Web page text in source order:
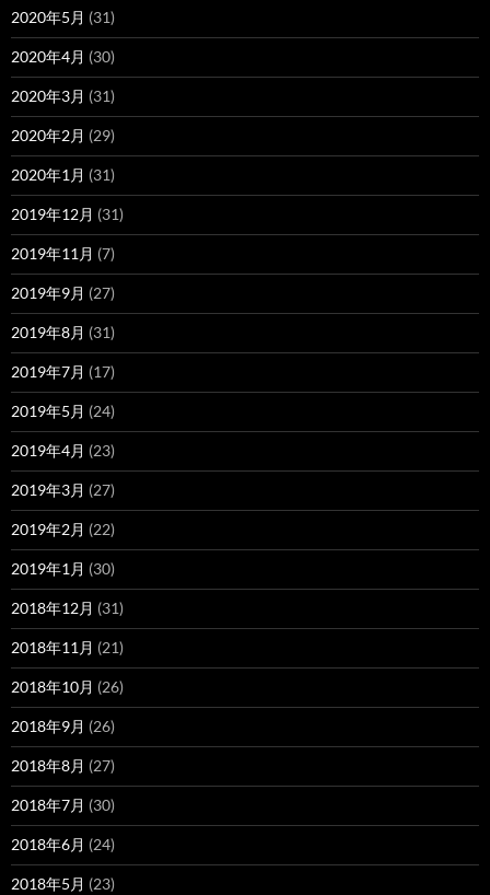
2020年5月 (31)
2020年4月 (30)
2020年3月 (31)
2020年2月 (29)
2020年1月 (31)
2019年12月 (31)
2019年11月 (7)
2019年9月 (27)
2019年8月 (31)
2019年7月 (17)
2019年5月 (24)
2019年4月 (23)
2019年3月 (27)
2019年2月 (22)
2019年1月 (30)
2018年12月 (31)
2018年11月 (21)
2018年10月 (26)
2018年9月 (26)
2018年8月 (27)
2018年7月 (30)
2018年6月 (24)
2018年5月 (23)